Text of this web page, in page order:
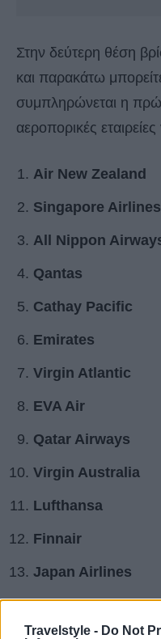
Travelstyle - Do Not
Στην δεύτερη θέση
και παρακάτω
συμπληρώνεται η
αεροπορικές
Air New Zealand
Singapore Airlines
All Nippon
Qantas
Cathay Pacific
Emirates
Virgin Atlantic
EVA Air
Qatar Airways
Virgin Australia
Lufthansa
Finnair
Japan Airlines
KLM